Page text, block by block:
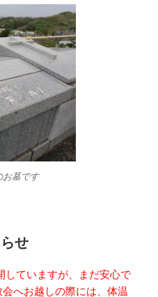
お墓です
せ
していますが、まだ安心で
へお越しの際には、体温